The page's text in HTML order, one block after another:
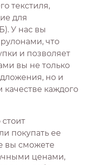
текстиля,
для
У нас вы
что
и позволяет
вы не только
но и
каждого
покупать ее
вы сможете
ценами,